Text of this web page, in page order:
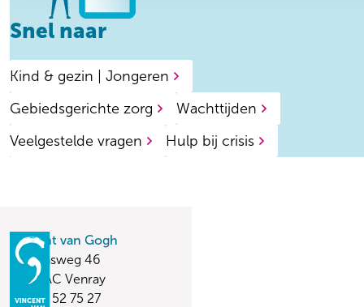
Snel naar
Kind & gezin | Jongeren
Gebiedsgerichte zorg
Wachttijden
Veelgestelde vragen
Hulp bij crisis
Vincent van Gogh
Stationsweg 46
5803 AC Venray
(0478) 52 75 27